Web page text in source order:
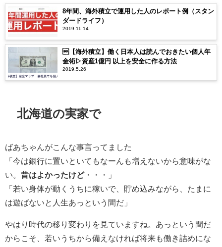
8年間、海外積立で運用した人のレポート例（スタン
ダードライフ）
2019.11.14
【海外積立】働く日本人は読んでおきたい個人年
金術▷資産1億円 以上を安全に作る方法
2019.5.26
北海道の実家で
ばあちゃんがこんな事言ってました
「今は銀行に置いといてもなーんも増えないから意味がな
い。 昔はよかったけど・・・」
「若い身体が動くうちに稼いで、貯め込みながら、たまに
は遊ばないと人生あっという間だ」
やはり時代の移り変わりを見ていますね。あっという間だ
からこそ、若いうちから備えなければ将来も働き詰めにな